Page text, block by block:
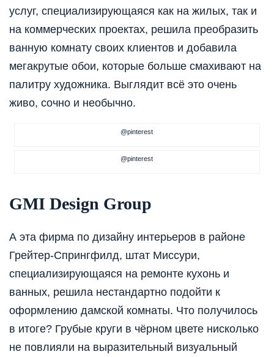
услуг, специализирующаяся как на жилых, так и
на коммерческих проектах, решила преобразить
ванную комнату своих клиентов и добавила
мегакрутые обои, которые больше смахивают на
палитру художника. Выглядит всё это очень
живо, сочно и необычно.
@pinterest
@pinterest
GMI Design Group
А эта фирма по дизайну интерьеров в районе
Грейтер-Спрингфилд, штат Миссури,
специализирующаяся на ремонте кухонь и
ванных, решила нестандартно подойти к
оформлению дамской комнаты. Что получилось
в итоге? Грубые круги в чёрном цвете нисколько
не повлияли на выразительный визуальный